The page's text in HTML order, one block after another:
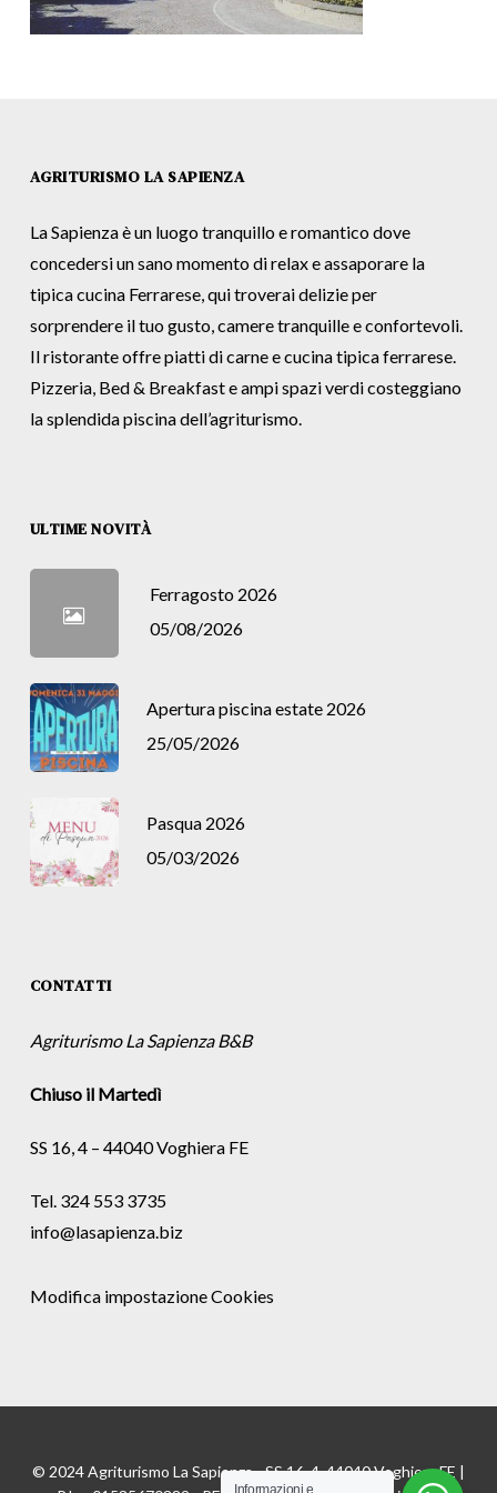
AGRITURISMO LA SAPIENZA
La Sapienza è un luogo tranquillo e romantico dove
concedersi un sano momento di relax e assaporare la
tipica cucina Ferrarese, qui troverai delizie per
sorprendere il tuo gusto, camere tranquille e confortevoli.
Il ristorante offre piatti di carne e cucina tipica ferrarese.
Pizzeria, Bed & Breakfast e ampi spazi verdi costeggiano
la splendida piscina dell’agriturismo.
ULTIME NOVITÀ
Ferragosto 2026
05/08/2026
Apertura piscina estate 2026
25/05/2026
Pasqua 2026
05/03/2026
CONTATTI
Agriturismo La Sapienza B&B
Chiuso il Martedì
SS 16, 4 – 44040 Voghiera FE
Tel. 324 553 3735
info@lasapienza.biz
Modifica impostazione Cookies
© 2024 Agriturismo La Sapienza - SS 16, 4, 44040 Voghiera FE |
Informazioni e